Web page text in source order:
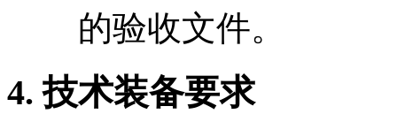
的验收文件。
4. 技术装备要求